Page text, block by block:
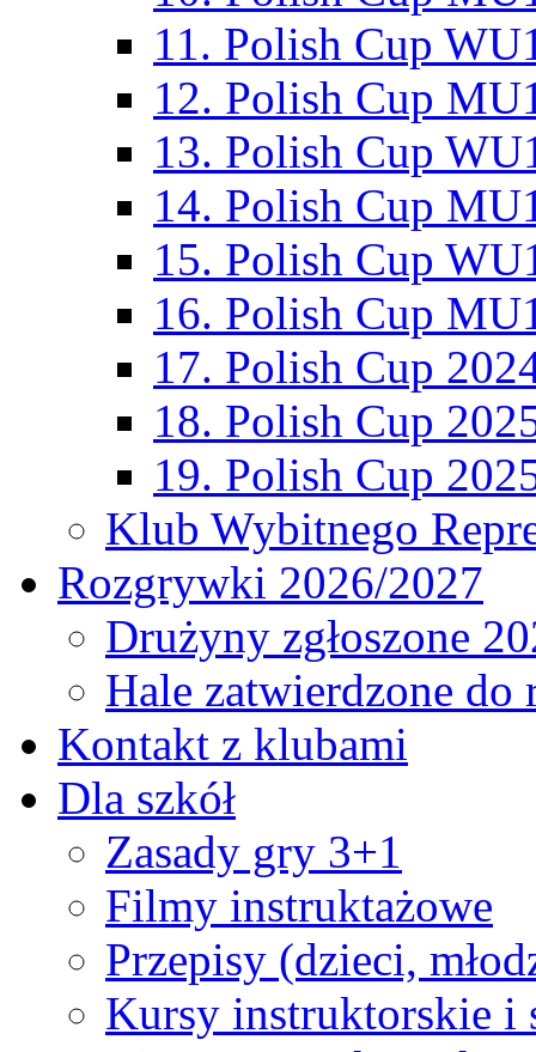
11. Polish Cup
12. Polish Cup
13. Polish Cup
14. Polish Cup
15. Polish Cup
16. Polish Cup
17. Polish Cup
18. Polish Cup
19. Polish Cup
Klub Wybitnego
Rozgrywki 2026/2027
Drużyny zgłoszone
Hale zatwierdzone
Kontakt z klubami
Dla szkół
Zasady gry 3+1
Filmy instruktażowe
Przepisy (dzieci,
Kursy instruktorskie i